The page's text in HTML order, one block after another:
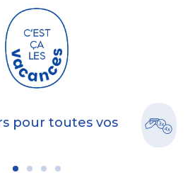
pour toutes vos